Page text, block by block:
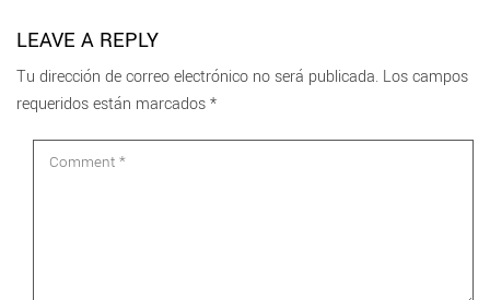
LEAVE A REPLY
Tu dirección de correo electrónico no será publicada. Los campos
requeridos están marcados*